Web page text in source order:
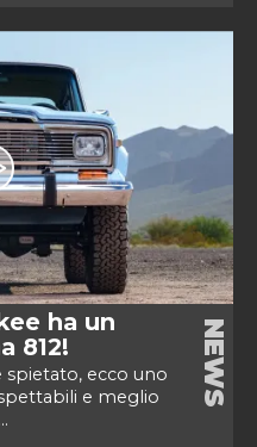
ha un
812!
spietato, ecco uno
e meglio
NEWS